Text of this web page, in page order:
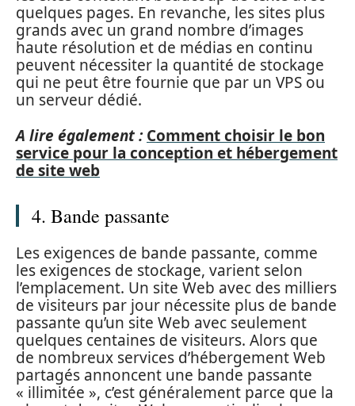
quelques pages. En revanche, les sites plus
grands avec un grand nombre d’images
haute résolution et de médias en continu
peuvent nécessiter la quantité de stockage
qui ne peut être fournie que par un VPS ou
un serveur dédié.
A lire également : Comment choisir le bon
service pour la conception et hébergement
de site web
4. Bande passante
Les exigences de bande passante, comme
les exigences de stockage, varient selon
l’emplacement. Un site Web avec des milliers
de visiteurs par jour nécessite plus de bande
passante qu’un site Web avec seulement
quelques centaines de visiteurs. Alors que
de nombreux services d’hébergement Web
partagés annoncent une bande passante
« illimitée », c’est généralement parce que la